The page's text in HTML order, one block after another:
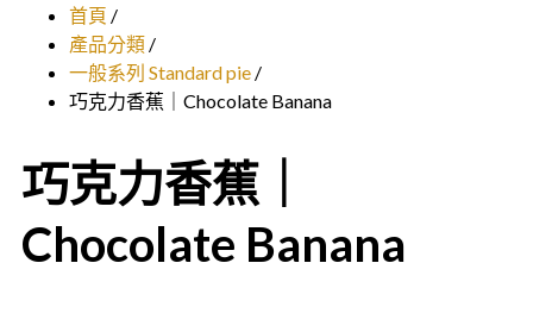
首頁 /
產品分類 /
一般系列 Standard pie /
巧克力香蕉｜Chocolate Banana
巧克力香蕉｜
Chocolate Banana